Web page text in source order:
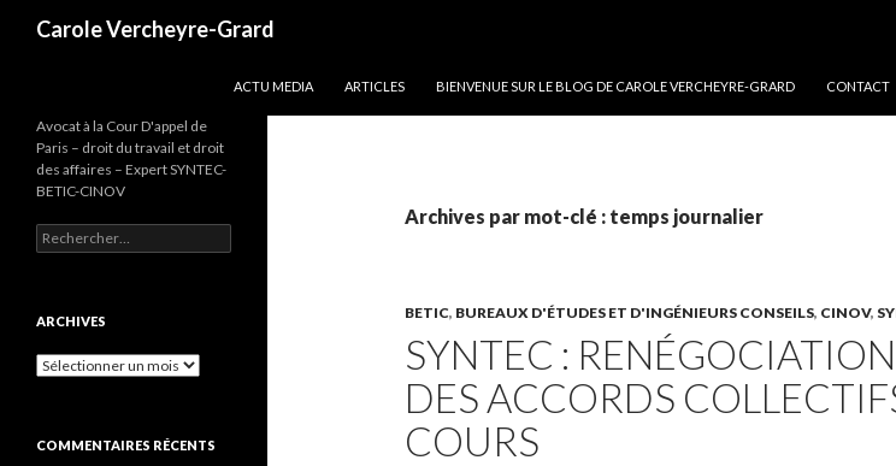
Carole Vercheyre-Grard
ACTU MEDIA
ARTICLES BIENVENUE SUR LE BLOG DE CAROLE VERCHEYRE-GRARD CONTACT
Archives par mot-clé : temps journalier
BETIC, BUREAUX D'ÉTUDES ET D'INGÉNIEURS CONSEILS, CINOV,
SYNTEC : RENÉGOCIATION
DES ACCORDS
COURS
Avocat à la Cour D'appel de
Paris – droit du travail et droit
des affaires – Expert SYNTEC-
BETIC-CINOV
Rechercher :
ARCHIVES
Archives
COMMENTAIRES RÉCENTS